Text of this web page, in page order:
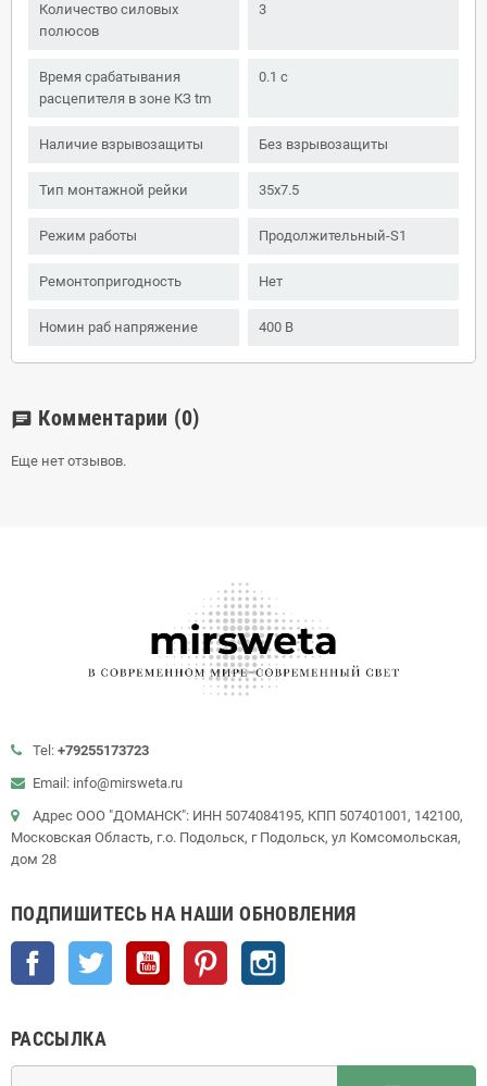
Количество силовых
полюсов
3
Время срабатывания
расцепителя в зоне КЗ tm
0.1 с
Наличие взрывозащиты Без взрывозащиты
Тип монтажной рейки 35x7.5
Режим работы Продолжительный-S1
Ремонтопригодность Нет
Номин раб напряжение 400 В
chat Комментарии (0)
Еще нет отзывов.
Tel: +79255173723
Email: info@mirsweta.ru
Адрес ООО "ДОМАНСК": ИНН 5074084195, КПП 507401001, 142100,
Московская Область, г.о. Подольск, г Подольск, ул Комсомольская,
дом 28
ПОДПИШИТЕСЬ НА НАШИ ОБНОВЛЕНИЯ
Facebook Twitter YouTube Pinterest
РАССЫЛКА